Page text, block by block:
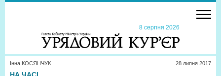
8 серпня 2026
Інна КОСЯНЧУК 28 липня 2017